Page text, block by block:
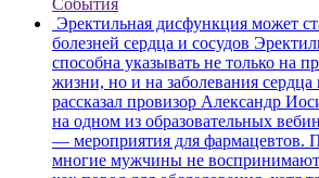
События
Эректильная дисфункция может
болезней сердца и сосудов
способна указывать не только на
жизни, но и на заболевания
рассказал провизор Александр
на одном из образовательных
— мероприятия для фармацевтов.
многие мужчины не